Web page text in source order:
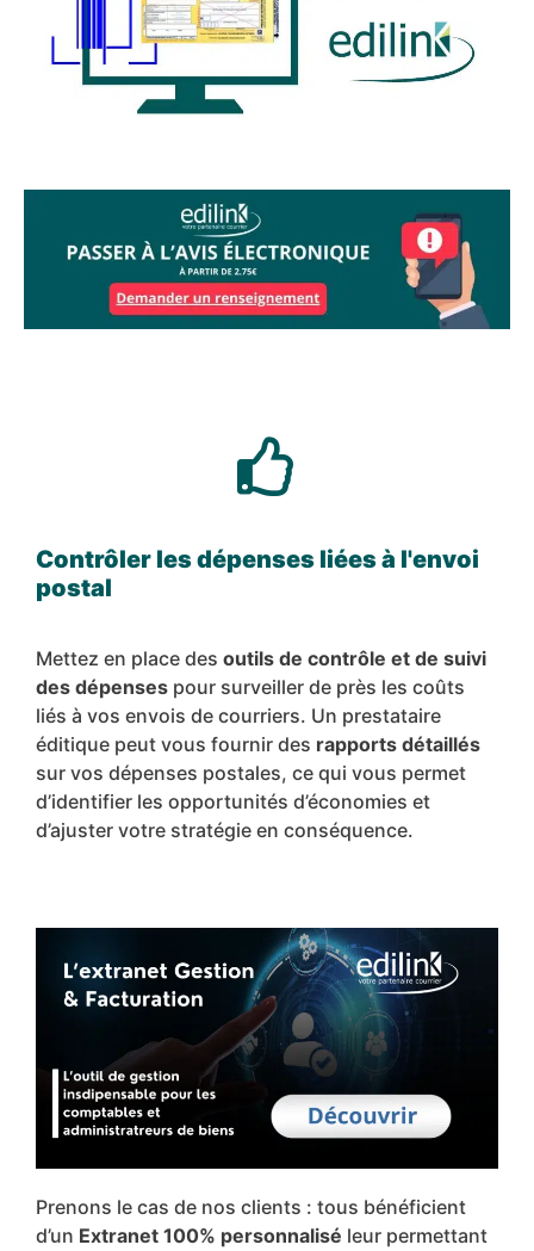
Contrôler les dépenses liées à l'envoi
postal
Mettez en place des outils de contrôle et de suivi
des dépenses pour surveiller de près les coûts
liés à vos envois de courriers. Un prestataire
éditique peut vous fournir des rapports détaillés
sur vos dépenses postales, ce qui vous permet
d’identifier les opportunités d’économies et
d’ajuster votre stratégie en conséquence.
Prenons le cas de nos clients : tous bénéficient
d’un Extranet 100% personnalisé leur permettant